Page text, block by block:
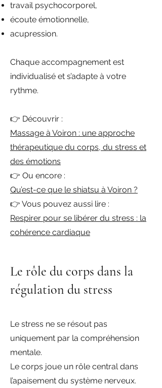
travail psychocorporel,
écoute émotionnelle,
acupression.
Chaque accompagnement est
individualisé et s’adapte à votre
rythme.
👉 Découvrir :
Massage à Voiron : une approche
thérapeutique du corps, du stress et
des émotions
👉 Ou encore :
Qu’est-ce que le shiatsu à Voiron ?
👉 Vous pouvez aussi lire :
Respirer pour se libérer du stress : la
cohérence cardiaque
Le rôle du corps dans la
régulation du stress
Le stress ne se résout pas
uniquement par la compréhension
mentale.
Le corps joue un rôle central dans
l’apaisement du système nerveux.